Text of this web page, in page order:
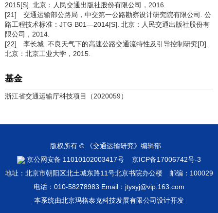
2015[S]. 北京：人民交通出版社股份有限公司，2016.
[21] 交通运输部公路局，中交第一公路勘察设计研究院有限公司. 公
路工程技术标准：JTG B01—2014[S]. 北京：人民交通出版社股份有
限公司，2014.
[22] 李长城. 不良天气下的高速公路交通流特性及引导控制研究[D].
北京：北京工业大学，2015.
基金
浙江省交通运输厅科技项目（2020059）
版权所有 © 《交通运输研究》编辑部
京公网安备 11010102003417号
京ICP备17006742号-3
地址：北京市朝阳区北土城东路11号北京书院办公楼 邮编：100029
电话：010-58278983 Email：jtysyj@vip.163.com
本系统由北京玛格泰克科技发展有限公司设计开发